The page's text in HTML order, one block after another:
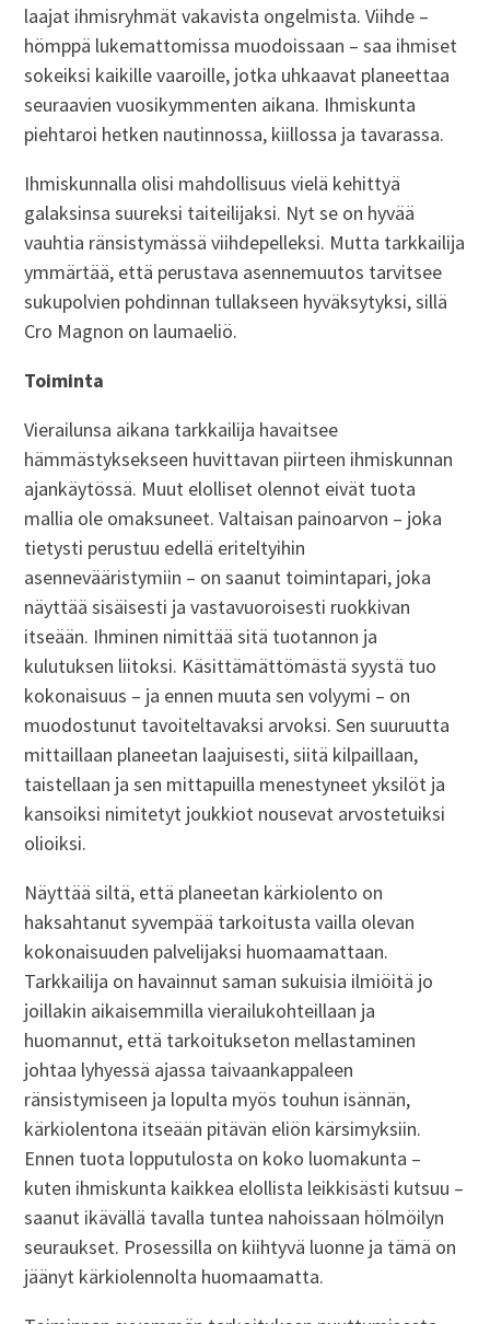
laajat ihmisryhmät vakavista ongelmista. Viihde –
hömppä lukemattomissa muodoissaan – saa ihmiset
sokeiksi kaikille vaaroille, jotka uhkaavat planeettaa
seuraavien vuosikymmenten aikana. Ihmiskunta
piehtaroi hetken nautinnossa, kiillossa ja tavarassa.
Ihmiskunnalla olisi mahdollisuus vielä kehittyä
galaksinsa suureksi taiteilijaksi. Nyt se on hyvää
vauhtia ränsistymässä viihdepelleksi. Mutta tarkkailija
ymmärtää, että perustava asennemuutos tarvitsee
sukupolvien pohdinnan tullakseen hyväksytyksi, sillä
Cro Magnon on laumaeliö.
Toiminta
Vierailunsa aikana tarkkailija havaitsee
hämmästyksekseen huvittavan piirteen ihmiskunnan
ajankäytössä. Muut elolliset olennot eivät tuota
mallia ole omaksuneet. Valtaisan painoarvon – joka
tietysti perustuu edellä eriteltyihin
asennevääristymiin – on saanut toimintapari, joka
näyttää sisäisesti ja vastavuoroisesti ruokkivan
itseään. Ihminen nimittää sitä tuotannon ja
kulutuksen liitoksi. Käsittämättömästä syystä tuo
kokonaisuus – ja ennen muuta sen volyymi – on
muodostunut tavoiteltavaksi arvoksi. Sen suuruutta
mittaillaan planeetan laajuisesti, siitä kilpaillaan,
taistellaan ja sen mittapuilla menestyneet yksilöt ja
kansoiksi nimitetyt joukkiot nousevat arvostetuiksi
olioiksi.
Näyttää siltä, että planeetan kärkiolento on
haksahtanut syvempää tarkoitusta vailla olevan
kokonaisuuden palvelijaksi huomaamattaan.
Tarkkailija on havainnut saman sukuisia ilmiöitä jo
joillakin aikaisemmilla vierailukohteillaan ja
huomannut, että tarkoitukseton mellastaminen
johtaa lyhyessä ajassa taivaankappaleen
ränsistymiseen ja lopulta myös touhun isännän,
kärkiolentona itseään pitävän eliön kärsimyksiin.
Ennen tuota lopputulosta on koko luomakunta –
kuten ihmiskunta kaikkea elollista leikkisästi kutsuu –
saanut ikävällä tavalla tuntea nahoissaan hölmöilyn
seuraukset. Prosessilla on kiihtyvä luonne ja tämä on
jäänyt kärkiolennolta huomaamatta.